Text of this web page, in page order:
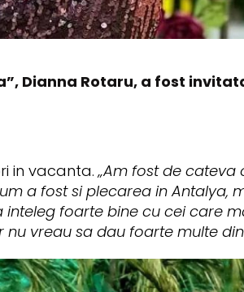
Dianna Rotaru, a fost
in vacanta.„Am fost de cateva
a fost si plecarea in Antalya,
foarte bine cu cei care
vreau sa dau foarte multe din